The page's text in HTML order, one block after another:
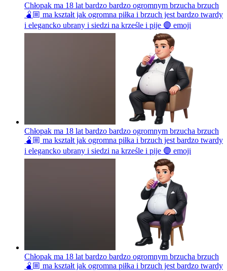
Chłopak ma 18 lat bardzo bardzo ogromnym brzucha brzuch
🫄🏼 ma kształt jak ogromna piłka i brzuch jest bardzo twardy
i elegancko ubrany i siedzi na krześle i pije 🟣 emoji
Chłopak ma 18 lat bardzo bardzo ogromnym brzucha brzuch
🫄🏼 ma kształt jak ogromna piłka i brzuch jest bardzo twardy
i elegancko ubrany i siedzi na krześle i pije 🟣 emoji
Chłopak ma 18 lat bardzo bardzo ogromnym brzucha brzuch
🫄🏼 ma kształt jak ogromna piłka i brzuch jest bardzo twardy